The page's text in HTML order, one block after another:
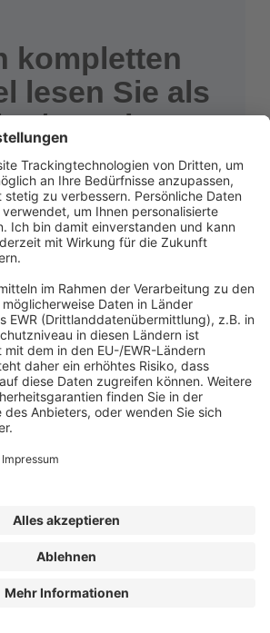
kompletten
lesen Sie als
Premium-
BESTELLEN
ist selbstständige
Sie hat
Berufserfahrung im
Bereich Zollabwicklung,
und Präferenzen,